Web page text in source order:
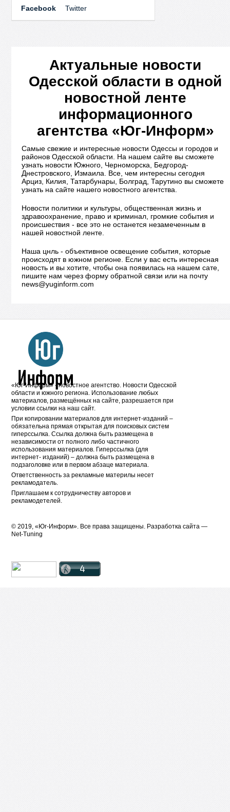
Facebook Twitter
Актуальные новости
Одесской области в одной
новостной ленте
информационного
агентства «Юг-Информ»
Самые свежие и интересные новости Одессы и городов и
районов Одесской области. На нашем сайте вы сможете
узнать новости Южного, Черноморска, Бедгород-
Днестровского, Измаила. Все, чем интересны сегодня
Арциз, Килия, Татарбунары, Болград, Тарутино вы сможете
узнать на сайте нашего новостного агентства.
Новости политики и культуры, общественная жизнь и
здравоохранение, право и криминал, громкие события и
происшествия - все это не останется незамеченным в
нашей новостной ленте.
Наша цнль - объективное освещение события, которые
происходят в южном регионе. Если у вас есть интересная
новость и вы хотите, чтобы она появилась на нашем сате,
пишите нам через форму обратной связи или на почту
news@yuginform.com
«Юг-Информ» - новостное агентство. Новости Одесской
области и южного региона. Использование любых
материалов, размещённых на сайте, разрешается при
условии ссылки на наш сайт.
При копировании материалов для интернет-изданий –
обязательна прямая открытая для поисковых систем
гиперссылка. Ссылка должна быть размещена в
независимости от полного либо частичного
использования материалов. Гиперссылка (для
интернет- изданий) – должна быть размещена в
подзаголовке или в первом абзаце материала.
Ответственность за рекламные материлы несет
рекламодатель.
Приглашаем к сотрудничеству авторов и
рекламодетелей.
© 2019, «Юг-Информ». Все права защищены. Разработка cайта —
Net-Tuning